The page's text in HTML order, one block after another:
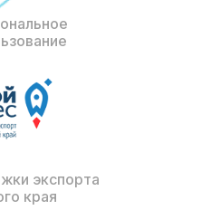
экспорта
края